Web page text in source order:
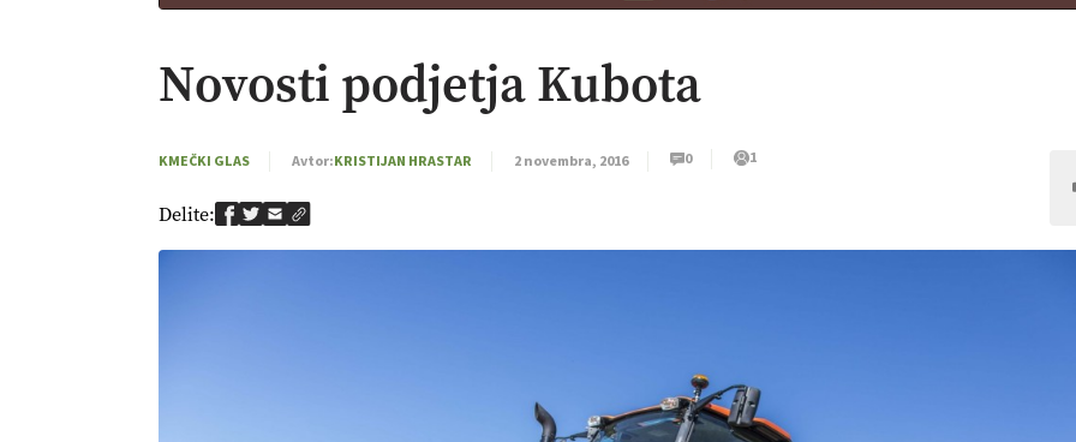
Novosti podjetja Kubota
KMEČKI GLAS Avtor:KRISTIJAN HRASTAR 2 novembra, 2016 0 1
Delite: